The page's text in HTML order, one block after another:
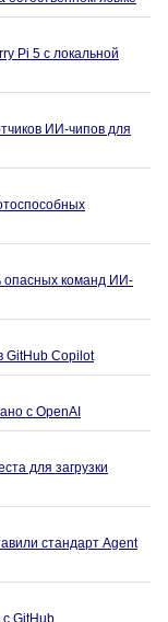
Pi 5 с локальной
ИИ-чипов для
опасных команд ИИ-
GitHub Copilot
с OpenAI
для загрузки
стандарт Agent
GitHub